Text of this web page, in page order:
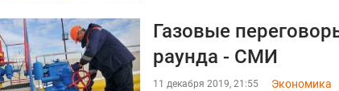
Газовые
раунда - СМИ
11 декабря 2019, 21:55 Экономика